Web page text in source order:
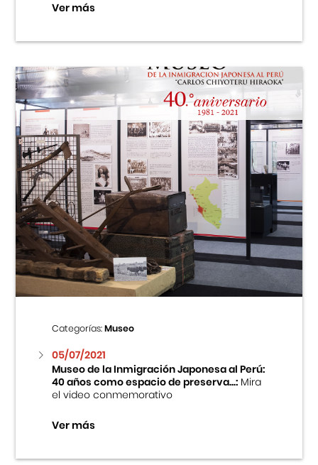
Ver más
Categorías:Museo
05/07/2021
Museo de la Inmigración Japonesa al Perú:
40 años como espacio de preserva...:Mira
el video conmemorativo
Ver más